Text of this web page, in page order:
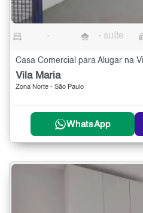
- - suíte
Casa Comercial para Alugar na
Vila Maria
Zona Norte - São Paulo
WhatsApp